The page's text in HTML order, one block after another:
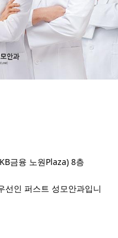
금융 노원Plaza) 8층
선인 퍼스트 성모안과입니